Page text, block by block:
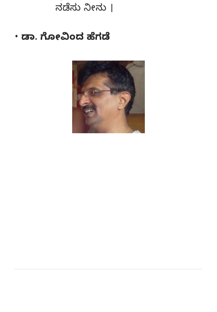
ನಡೆಸು ನೀನು ।
• ಡಾ. ಗೋವಿಂದ ಹೆಗಡೆ